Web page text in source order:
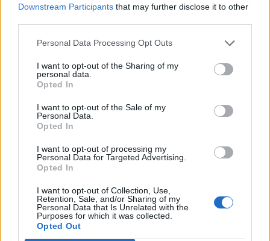
Downstream Participants that may further disclose it to other
Personal Data Processing Opt Outs
I want to opt-out of the Sharing of my
personal data.
Opted In
I want to opt-out of the Sale of my
Personal Data.
Opted In
I want to opt-out of processing my
Personal Data for Targeted Advertising.
Opted In
I want to opt-out of Collection, Use,
Retention, Sale, and/or Sharing of my
Personal Data that Is Unrelated with the
Purposes for which it was collected.
Opted Out
Δείτε Ακόμη
ιστορία...
27 Φεβρουαρίου 2026
Το Andros Challenge & Festival
εξελίσσεται – Νέοι ασφάλτινοι αγώνες
Στους Λειψούς οι Κινητές Ιατρικές
Μονάδες